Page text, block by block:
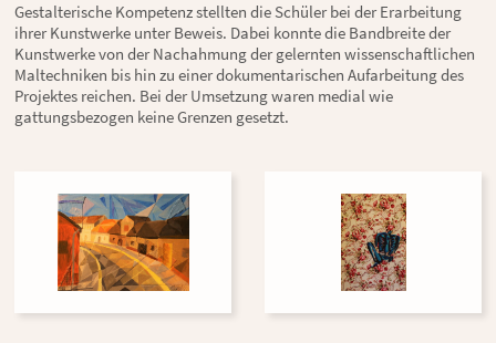
Gestalterische Kompetenz stellten die Schüler bei der Erarbeitung
ihrer Kunstwerke unter Beweis. Dabei konnte die Bandbreite der
Kunstwerke von der Nachahmung der gelernten wissenschaftlichen
Maltechniken bis hin zu einer dokumentarischen Aufarbeitung des
Projektes reichen. Bei der Umsetzung waren medial wie
gattungsbezogen keine Grenzen gesetzt.